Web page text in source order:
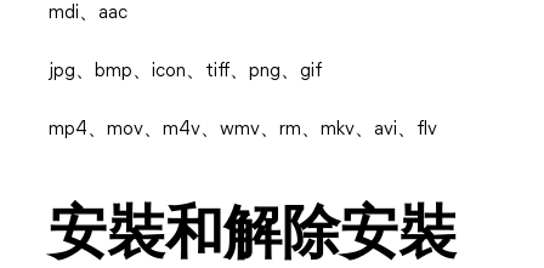
mdi、aac
jpg、bmp、icon、tiff、png、gif
mp4、mov、m4v、wmv、rm、mkv、avi、flv
安裝和解除安裝